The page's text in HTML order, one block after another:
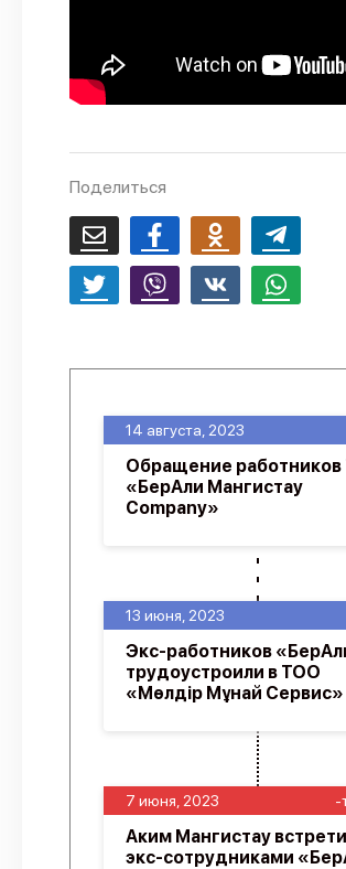
Поделиться
7 июня, 2023 -
Аким Мангистау
экс-сотрудниками
13 июня, 2023
Экс-работников
трудоустроили в ТОО
«Мөлдір Мұнай Сервис»
14 августа, 2023
Обращение
«БерАли Мангистау
Company»